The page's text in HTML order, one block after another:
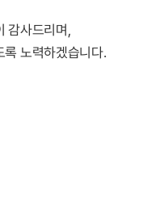
감사드리며,
록 노력하겠습니다.